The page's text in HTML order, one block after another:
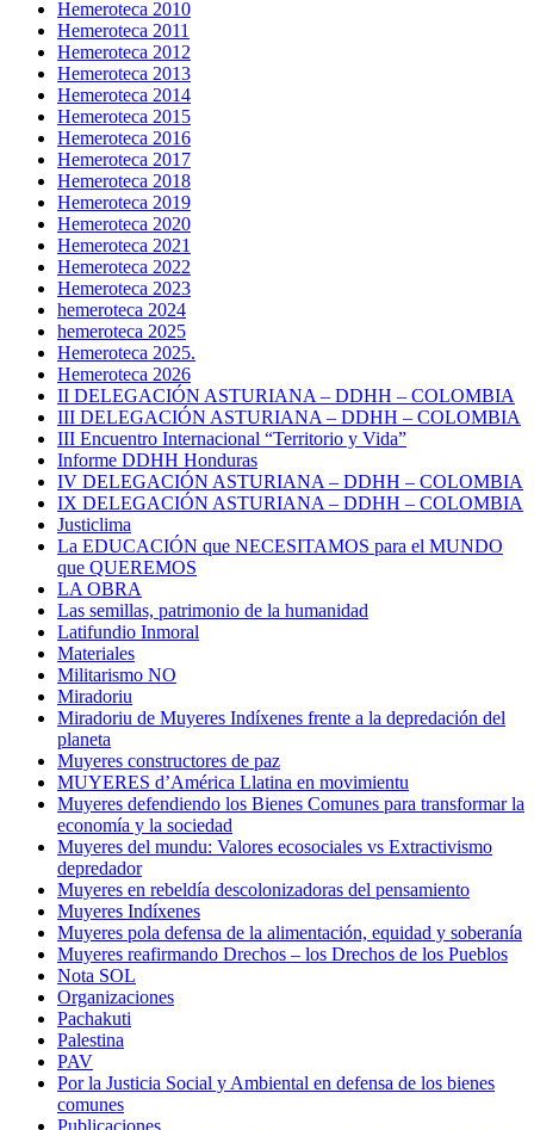
Hemeroteca 2010
Hemeroteca 2011
Hemeroteca 2012
Hemeroteca 2013
Hemeroteca 2014
Hemeroteca 2015
Hemeroteca 2016
Hemeroteca 2017
Hemeroteca 2018
Hemeroteca 2019
Hemeroteca 2020
Hemeroteca 2021
Hemeroteca 2022
Hemeroteca 2023
hemeroteca 2024
hemeroteca 2025
Hemeroteca 2025.
Hemeroteca 2026
II DELEGACIÓN ASTURIANA – DDHH – COLOMBIA
III DELEGACIÓN ASTURIANA – DDHH – COLOMBIA
III Encuentro Internacional “Territorio y Vida”
Informe DDHH Honduras
IV DELEGACIÓN ASTURIANA – DDHH – COLOMBIA
IX DELEGACIÓN ASTURIANA – DDHH – COLOMBIA
Justiclima
La EDUCACIÓN que NECESITAMOS para el MUNDO
que QUEREMOS
LA OBRA
Las semillas, patrimonio de la humanidad
Latifundio Inmoral
Materiales
Militarismo NO
Miradoriu
Miradoriu de Muyeres Indíxenes frente a la depredación del
planeta
Muyeres constructores de paz
MUYERES d’América Llatina en movimientu
Muyeres defendiendo los Bienes Comunes para transformar la
economía y la sociedad
Muyeres del mundu: Valores ecosociales vs Extractivismo
depredador
Muyeres en rebeldía descolonizadoras del pensamiento
Muyeres Indíxenes
Muyeres pola defensa de la alimentación, equidad y soberanía
Muyeres reafirmando Drechos – los Drechos de los Pueblos
Nota SOL
Organizaciones
Pachakuti
Palestina
PAV
Por la Justicia Social y Ambiental en defensa de los bienes
comunes
Publicaciones